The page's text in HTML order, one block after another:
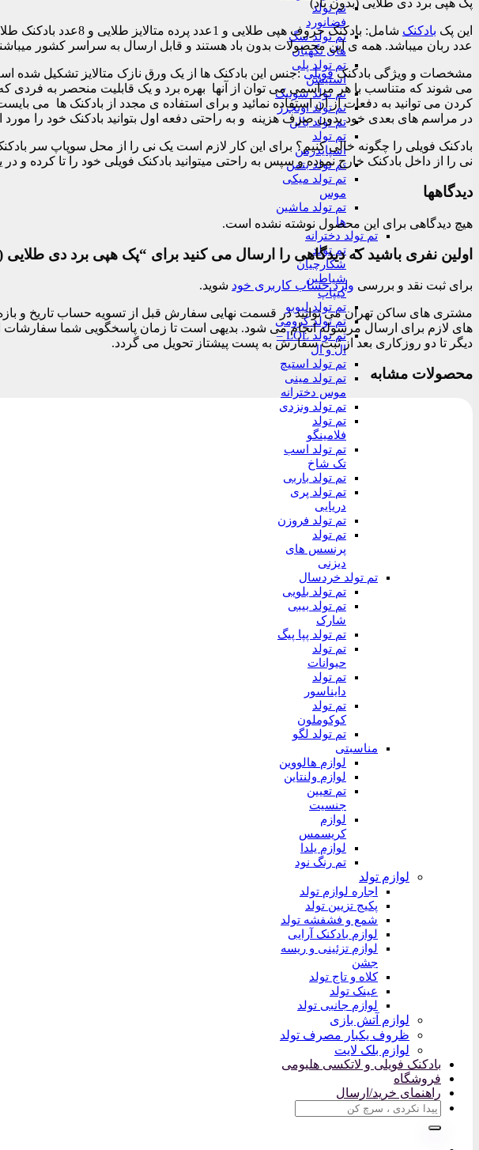
تم تولد
فضانورد
تم تولد سگ
های نگهبان
تم تولد پلی
استیشن
تم تولد سونیک
تم تولد اونجرز
تم تولد بالن
تم تولد
اسپایدرمن
تم تولد بتمن
تم تولد میکی
موس
تم تولد ماشین
ها
تم تولد دخترانه
تم تولد
شکارچیان
شیاطین
کیپاپ
تم تولد لبوبو
تم تولد کرومی
تم تولد LOL –
ال و ال
تم تولد استیچ
تم تولد مینی
موس دخترانه
تم تولد ونزدی
تم تولد
فلامینگو
تم تولد اسب
تک شاخ
تم تولد باربی
تم تولد پری
دریایی
تم تولد فروزن
تم تولد
پرنسس های
دیزنی
تم تولد خردسال
تم تولد بلویی
تم تولد بیبی
شارک
تم تولد پپا پیگ
تم تولد
حیوانات
تم تولد
دایناسور
تم تولد
کوکوملون
تم تولد لگو
مناسبتی
لوازم هالووین
لوازم ولنتاین
تم تعیین
جنسیت
لوازم
کریسمس
لوازم یلدا
تم رنگ نود
لوازم تولد
اجاره لوازم تولد
پکیج تزیین تولد
شمع و فشفشه تولد
لوازم بادکنک آرایی
لوازم تزئینی و ریسه
جشن
کلاه و تاج تولد
عینک تولد
لوازم جانبی تولد
لوازم آتش بازی
ظروف یکبار مصرف تولد
لوازم بلک لایت
بادکنک فویلی و لاتکسی هلیومی
فروشگاه
راهنمای خرید/ارسال
جستجو
پک هپی برد دی طلایی (بدون باد)
این پک بادکنک
عدد ربان میباشد. همه ی این محصولات بدون باد هستند و قابل ارسال به سراسر کشور
مشخصات و ویژگی بادکنکفویلی:جنس این بادکنک ها از یک ورق نازک متالایز تشکیل شده
می شوند که متناسب با هر مراسمی می توان از آنها بهره برد و یک قابلیت منحصر به فردی که
کردن می توانید به دفعات از آن استفاده نمائید و برای استفاده ی مجدد از بادکنک ها می
در مراسم های بعدی خود بدون صرف هزینه و به راحتی دفعه اول بتوانید بادکنک خود را مورد
بادکنک فویلی را چگونه خالی کنیم؟ برای این کار لازم است یک نی را از محل سوپاپ سر
نی را از داخل بادکنک خارج نموده و سپس به راحتی میتوانید بادکنک فویلی خود را تا کرده و
دیدگاهها
هیچ دیدگاهی برای این محصول نوشته نشده است.
اولین نفری باشید که دیدگاهی را ارسال می کنید برای “پک هپی برد دی طلایی
برای ثبت نقد و بررسی وارد حساب کاربری خود شوید.
دیگر تا دو روزکاری بعد از ثبت سفارش به پست پیشتاز تحویل می گردد.
محصولات مشابه